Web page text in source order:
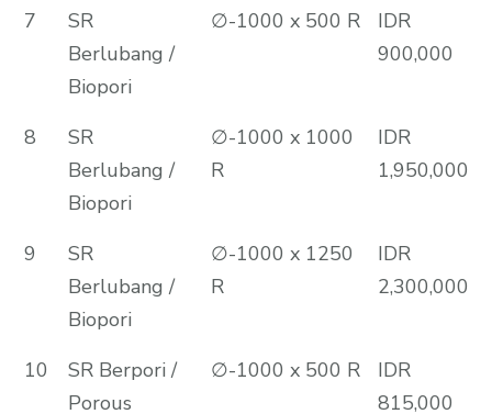
7
SR
Berlubang /
Biopori
∅-1000 x 500 R
IDR
900,000
8
SR
Berlubang /
Biopori
∅-1000 x 1000
R
IDR
1,950,000
9
SR
Berlubang /
Biopori
∅-1000 x 1250
R
IDR
2,300,000
10
SR Berpori /
Porous
∅-1000 x 500 R
IDR
815,000